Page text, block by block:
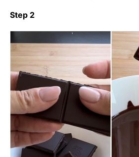
Step 2